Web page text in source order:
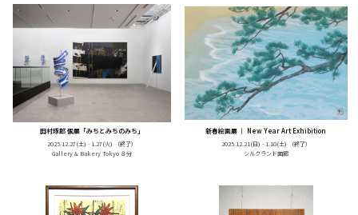
田村琢郎 個展「みちとみちのみち」
2025.12.27(土) - 1.27(火)
（終了）
Gallery & Bakery Tokyo ８分
新春絵画展 ｜ New Year Art Exhibition
2025.12.21(日) - 1.10(土) （終了）
シルクランド画廊